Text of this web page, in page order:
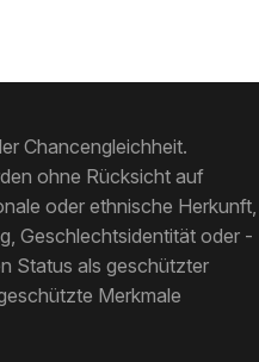
Chancengleichheit.
ohne Rücksicht auf
oder ethnische Herkunft,
Geschlechtsidentität oder -
Status als geschützter
Merkmale